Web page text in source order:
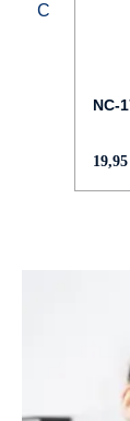
FELGEN :
DDM-2
MonkeyLoad
NC-